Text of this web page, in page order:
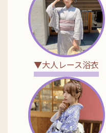
▼大人レース浴衣